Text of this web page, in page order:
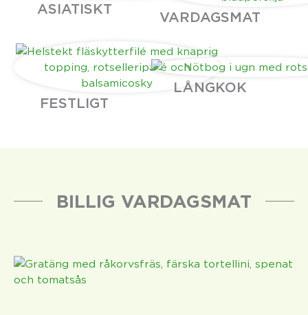
ASIATISKT VARDAGSMAT
FESTLIGT
LÅNGKOK
BILLIG VARDAGSMAT